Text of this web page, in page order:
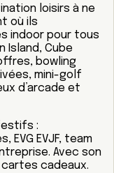
loisirs à ne
où ils
indoor pour tous
Island, Cube
bowling
mini-golf
d’arcade et
:
EVG EVJF, team
Avec son
cartes cadeaux.